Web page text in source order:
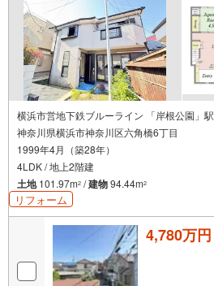
受
け
取
る
・
条
件
イ
ペ
横浜市営地下鉄ブルーライン 「岸根公園」
神奈川県横浜市神奈川区六角橋6丁目
1999年4月（築28年）
4LDK / 地上2階建
土地101.97m2 /建物94.44m2
リフォーム
4,780万円